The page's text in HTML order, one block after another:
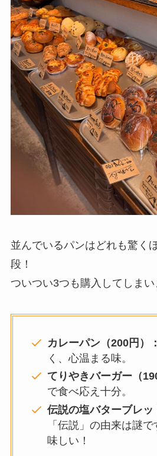
並んでいるパンはどれも驚く
段！
ついつい3つも購入してしまい
カレーパン（200円）：
く、心温まる味。
てりやきバーガー（
で食べ応え十分。
伝説の塩バターブレッ
「伝説」の由来は謎
味しい！